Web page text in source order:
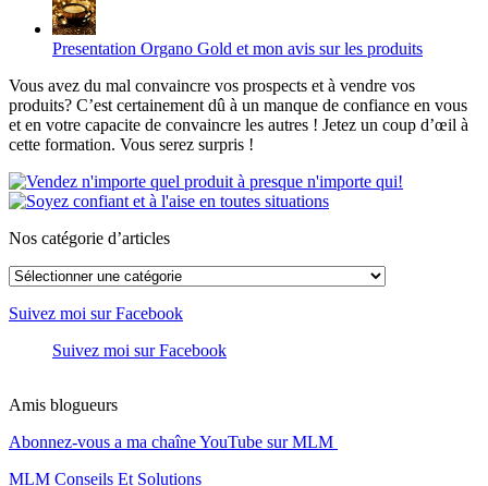
Presentation Organo Gold et mon avis sur les produits
Vous avez du mal convaincre vos prospects et à vendre vos
produits? C’est certainement dû à un manque de confiance en vous
et en votre capacite de convaincre les autres ! Jetez un coup d’œil à
cette formation. Vous serez surpris !
Nos catégorie d’articles
Nos
d’articles
Suivez moi sur Facebook
Suivez moi sur Facebook
Amis blogueurs
Abonnez-vous a ma chaîne YouTube sur MLM
MLM Conseils Et Solutions